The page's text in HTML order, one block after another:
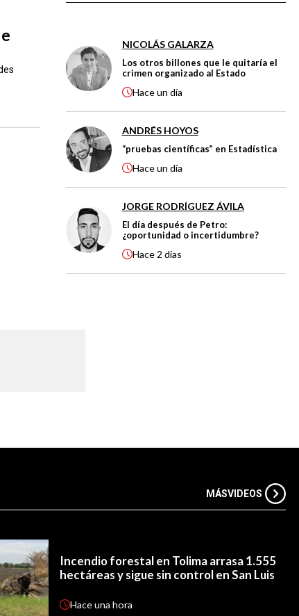
NICOLÁS GALARZA
Los otros billones que le quitaría el
crimen organizado al Estado
Haceun día
ANDRÉS HOYOS
“pruebas científicas” en Estadística
Haceun día
JORGE RODRÍGUEZ ÁVILA
El día después de Petro:
¿oportunidad o incertidumbre?
Hace2 días
MÁSVIDEOS
Incendio forestal en Tolima arrasa 1.555
hectáreas y sigue sin control en San Luis
Haceuna hora